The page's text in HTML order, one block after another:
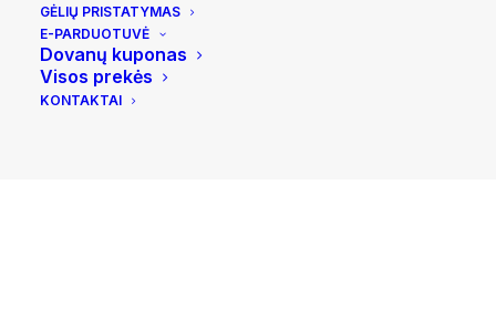
GĖLIŲ PRISTATYMAS
E-PARDUOTUVĖ
Dovanų kuponas
Visos prekės
KONTAKTAI